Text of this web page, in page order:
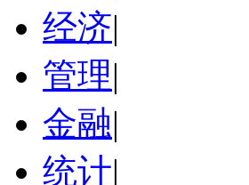
经济|
管理|
金融|
统计|